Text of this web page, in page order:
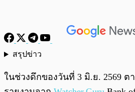
สรุปข่าว
ในช่วงดึกของวันที่ 3 มิ.ย. 2569 ต